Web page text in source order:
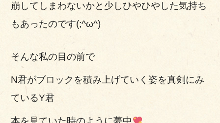
崩してしまわないかと少しひやひやした気持ち
もあったのです(;^ω^)
そんな私の目の前で
N君がブロックを積み上げていく姿を真剣にみ
ているY君